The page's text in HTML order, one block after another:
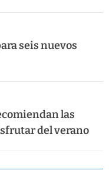
seis nuevos
las
del verano